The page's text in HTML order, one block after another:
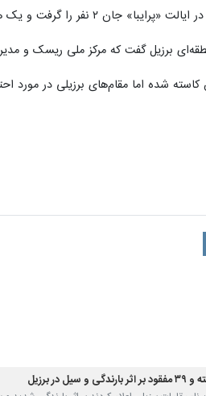
و یک هزار و ۸۰۰ تن دیگر را آواره کرد.
گفت که مرکز ملی ریسک و مدیریت بحران در ساعات
شده اما مقام‌های برزیلی در مورد